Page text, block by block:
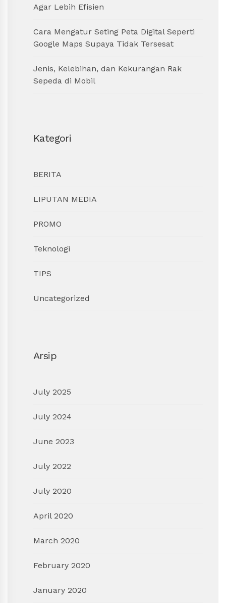
Agar Lebih Efisien
Cara Mengatur Seting Peta Digital Seperti
Google Maps Supaya Tidak Tersesat
Jenis, Kelebihan, dan Kekurangan Rak
Sepeda di Mobil
Kategori
BERITA
LIPUTAN MEDIA
PROMO
Teknologi
TIPS
Uncategorized
Arsip
July 2025
July 2024
June 2023
July 2022
July 2020
April 2020
March 2020
February 2020
January 2020